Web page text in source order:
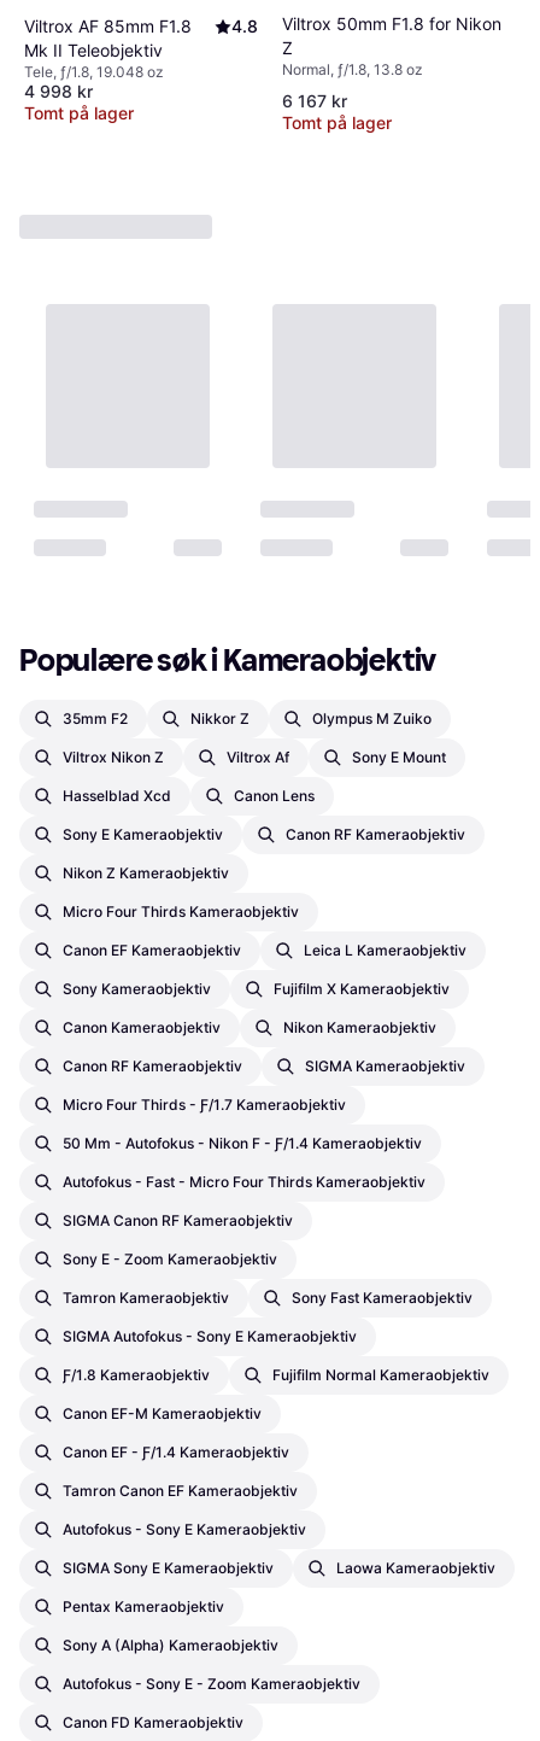
Viltrox AF 85mm F1.8
Mk II Teleobjektiv
4.8
Tele, ƒ/1.8, 19.048 oz
4 998 kr
Tomt på lager
Viltrox 50mm F1.8 for Nikon
Z
Normal, ƒ/1.8, 13.8 oz
6 167 kr
Tomt på lager
Populære søk i Kameraobjektiv
35mm F2 Nikkor Z Olympus M Zuiko
Viltrox Nikon Z Viltrox Af Sony E Mount
Hasselblad Xcd Canon Lens
Sony E Kameraobjektiv Canon RF Kameraobjektiv
Nikon Z Kameraobjektiv
Micro Four Thirds Kameraobjektiv
Canon EF Kameraobjektiv Leica L Kameraobjektiv
Sony Kameraobjektiv Fujifilm X Kameraobjektiv
Canon Kameraobjektiv Nikon Kameraobjektiv
Canon RF Kameraobjektiv SIGMA Kameraobjektiv
Micro Four Thirds - Ƒ/1.7 Kameraobjektiv
50 Mm - Autofokus - Nikon F - Ƒ/1.4 Kameraobjektiv
Autofokus - Fast - Micro Four Thirds Kameraobjektiv
SIGMA Canon RF Kameraobjektiv
Sony E - Zoom Kameraobjektiv
Tamron Kameraobjektiv Sony Fast Kameraobjektiv
SIGMA Autofokus - Sony E Kameraobjektiv
Ƒ/1.8 Kameraobjektiv Fujifilm Normal Kameraobjektiv
Canon EF-M Kameraobjektiv
Canon EF - Ƒ/1.4 Kameraobjektiv
Tamron Canon EF Kameraobjektiv
Autofokus - Sony E Kameraobjektiv
SIGMA Sony E Kameraobjektiv Laowa Kameraobjektiv
Pentax Kameraobjektiv
Sony A (Alpha) Kameraobjektiv
Autofokus - Sony E - Zoom Kameraobjektiv
Canon FD Kameraobjektiv